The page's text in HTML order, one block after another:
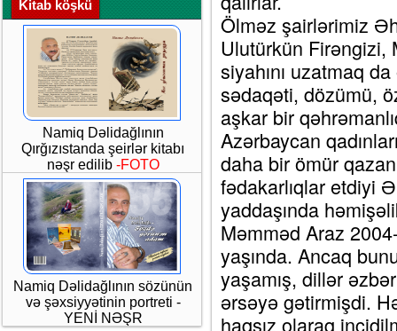
Kitab köşkü
Namiq Dəlidağlının
Qırğızıstanda şeirlər kitabı
nəşr edilib -FOTO
Namiq Dəlidağlının sözünün
və şəxsiyyətinin portreti -
YENİ NƏŞR
Ölməz şairlərimiz
Ulutürkün Firəngizi,
siyahını uzatmaq
sədaqəti, dözümü,
aşkar bir
Azərbaycan
daha bir ömür
fədakarlıqlar etdiyi
yaddaşında
Məmməd Araz
yaşında. Ancaq
yaşamış, dillər
ərsəyə gətirmişdi.
haqsız olaraq